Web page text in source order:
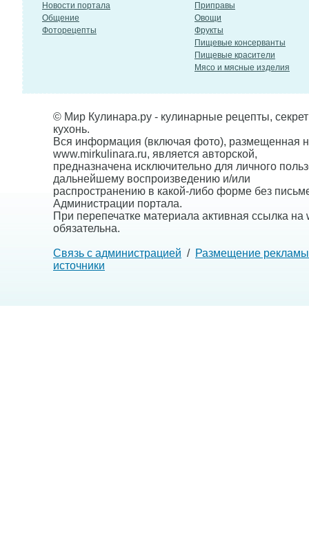
Новости портала
Общение
Фоторецепты
Приправы
Овощи
Фрукты
Пищевые консерванты
Пищевые красители
Мясо и мясные изделия
© Мир Кулинара.ру - кулинарные рецепты,
кухонь.
Вся информация (включая фото), размещенная
www.mirkulinara.ru, является авторской,
предназначена исключительно для личного
дальнейшему воспроизведению и/или
распространению в какой-либо форме без
Администрации портала.
При перепечатке материала активная ссылка на
обязательна.
Связь с администрацией / Размещение рекламы
источники